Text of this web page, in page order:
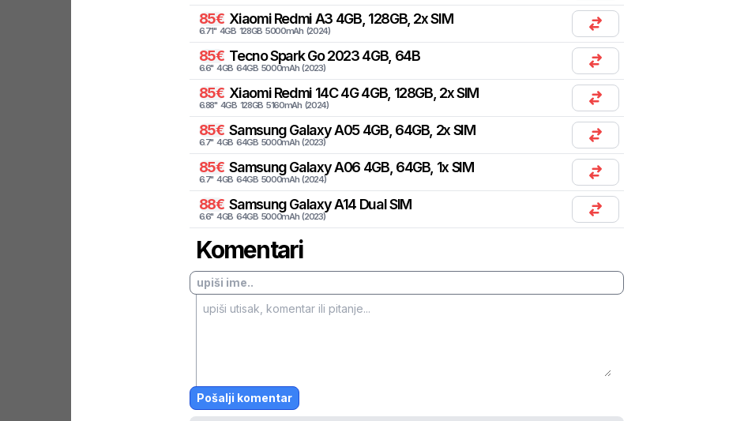
85€ Xiaomi Redmi A3 4GB, 128GB, 2x SIM
6.71" 4GB 128GB 5000mAh (2024)
85€ TecnoSpark Go 2023 4GB, 64B
6.6" 4GB 64GB 5000mAh (2023)
85€ Xiaomi Redmi 14C 4G 4GB, 128GB, 2x SIM
6.88" 4GB 128GB 5160mAh (2024)
85€ SamsungGalaxy A05 4GB, 64GB, 2x SIM
6.7" 4GB 64GB 5000mAh (2023)
85€ SamsungGalaxy A06 4GB, 64GB, 1x SIM
6.7" 4GB 64GB 5000mAh (2024)
88€ SamsungGalaxy A14 Dual SIM
6.6" 4GB 64GB 5000mAh (2023)
Komentari
Pošalji komentar